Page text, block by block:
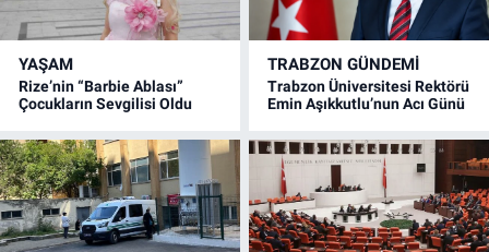
YAŞAM
Rize’nin “Barbie Ablası”
Çocukların Sevgilisi Oldu
TRABZON GÜNDEMİ
Trabzon Üniversitesi Rektörü
Emin Aşıkkutlu’nun Acı Günü